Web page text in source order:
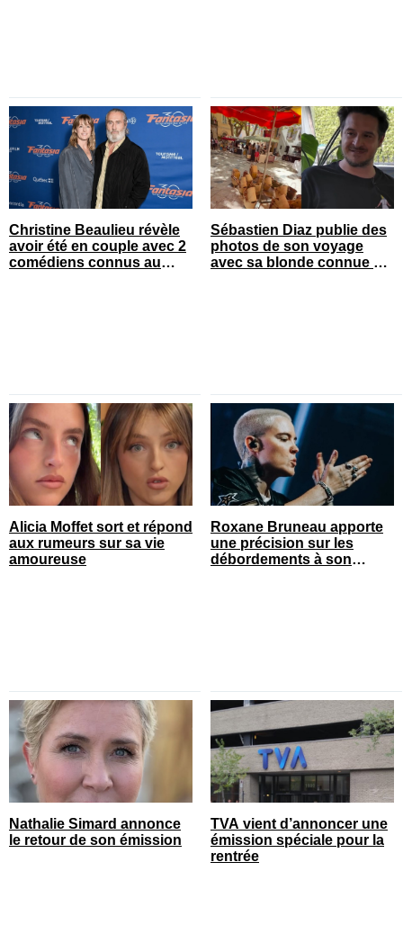
Christine Beaulieu révèle
avoir été en couple avec 2
comédiens connus au
Sébastien Diaz publie des
photos de son voyage
avec sa blonde connue en
Alicia Moffet sort et répond
aux rumeurs sur sa vie
amoureuse
Roxane Bruneau apporte
une précision sur les
débordements à son
Nathalie Simard annonce
le retour de son émission
TVA vient d’annoncer une
émission spéciale pour la
rentrée